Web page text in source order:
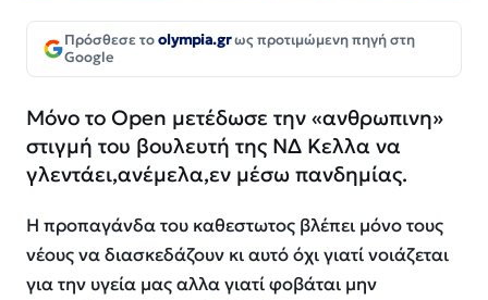
Πρόσθεσε τοolympia.grως προτιμώμενη πηγή στη
Google
Μόνο το Open μετέδωσε την «ανθρωπινη»
στιγμή του βουλευτή της ΝΔ Κελλα να
γλεντάει,ανέμελα,εν μέσω πανδημίας.
Η προπαγάνδα του καθεστωτος βλέπει μόνο τους
νέους να διασκεδάζουν κι αυτό όχι γιατί νοιάζεται
για την υγεία μας αλλα γιατί φοβάται μην